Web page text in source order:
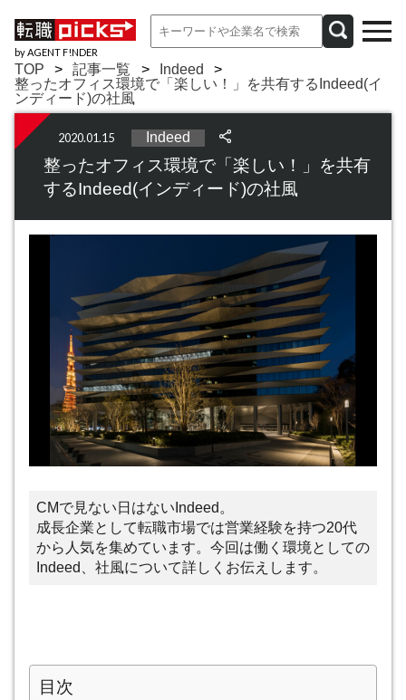
by AGENT F!NDER
TOP 記事一覧
Indeed
整ったオフィス環境で「楽しい！」を共有するIndeed(イ
ンディード)の社風
2020.01.15 Indeed
整ったオフィス環境で「楽しい！」を共有
するIndeed(インディード)の社風
CMで見ない日はないIndeed。
成長企業として転職市場では営業経験を持つ20代
から人気を集めています。今回は働く環境としての
Indeed、社風について詳しくお伝えします。
目次